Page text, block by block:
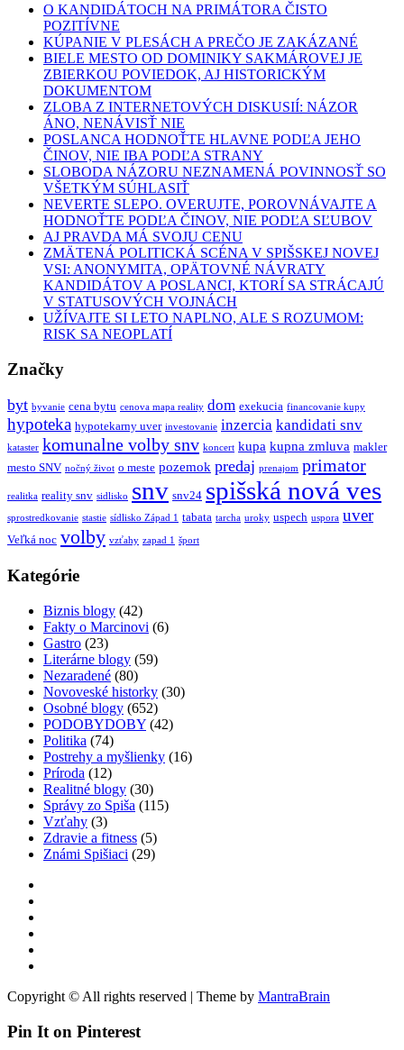
O KANDIDÁTOCH NA PRIMÁTORA ČISTO
POZITÍVNE
KÚPANIE V PLESÁCH A PREČO JE ZAKÁZANÉ
BIELE MESTO OD DOMINIKY SAKMÁROVEJ JE
ZBIERKOU POVIEDOK, AJ HISTORICKÝM
DOKUMENTOM
ZLOBA Z INTERNETOVÝCH DISKUSIÍ: NÁZOR
ÁNO, NENÁVISŤ NIE
POSLANCA HODNOŤTE HLAVNE PODĽA JEHO
ČINOV, NIE IBA PODĽA STRANY
SLOBODA NÁZORU NEZNAMENÁ POVINNOSŤ SO
VŠETKÝM SÚHLASIŤ
NEVERTE SLEPO. OVERUJTE, POROVNÁVAJTE A
HODNOŤTE PODĽA ČINOV, NIE PODĽA SĽUBOV
AJ PRAVDA MÁ SVOJU CENU
ZMÄTENÁ POLITICKÁ SCÉNA V SPIŠSKEJ NOVEJ
VSI: ANONYMITA, OPÄTOVNÉ NÁVRATY
KANDIDÁTOV A POSLANCI, KTORÍ SA STRÁCAJÚ
V STATUSOVÝCH VOJNÁCH
UŽÍVAJTE SI LETO NAPLNO, ALE S ROZUMOM:
RISK SA NEOPLATÍ
Značky
byt byvanie cena bytu cenova mapa reality dom exekucia financovanie kupy
hypoteka hypotekarny uver investovanie inzercia kandidati snv
kataster komunalne volby snv koncert kupa kupna zmluva makler
mesto SNV nočný život o meste pozemok predaj prenajom primator
realitka reality snv sidlisko snv snv24 spišská nová ves
sprostredkovanie stastie sídlisko Západ 1 tabata tarcha uroky uspech uspora uver
Veľká noc volby vzťahy zapad 1 šport
Kategórie
Biznis blogy (42)
Fakty o Marcinovi (6)
Gastro (23)
Literárne blogy (59)
Nezaradené (80)
Novoveské historky (30)
Osobné blogy (652)
PODOBYDOBY (42)
Politika (74)
Postrehy a myšlienky (16)
Príroda (12)
Realitné blogy (30)
Správy zo Spiša (115)
Vzťahy (3)
Zdravie a fitness (5)
Známi Spišiaci (29)
Copyright © All rights reserved | Theme by MantraBrain
Pin It on Pinterest